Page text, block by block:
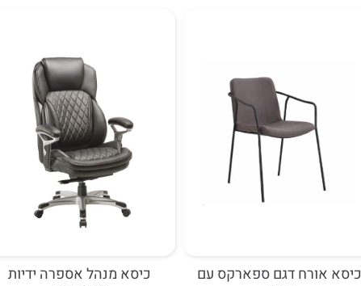
כיסא אורח דגם ספארקס עם כיסא מנהל אספרה ידיות